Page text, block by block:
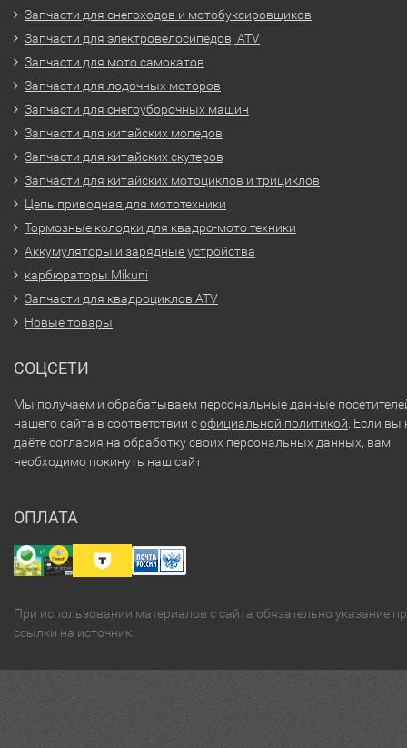
Запчасти для снегоходов и мотобуксировщиков
Запчасти для электровелосипедов, ATV
Запчасти для мото самокатов
Запчасти для лодочных моторов
Запчасти для снегоуборочных машин
Запчасти для китайских мопедов
Запчасти для китайских скутеров
Запчасти для китайских мотоциклов и трициклов
Цепь приводная для мототехники
Тормозные колодки для квадро-мото техники
Аккумуляторы и зарядные устройства
карбюраторы Mikuni
Запчасти для квадроциклов ATV
Новые товары
СОЦСЕТИ
Мы получаем и обрабатываем персональные данные
нашего сайта в соответствии софициальной политикой. Если вы
даёте согласия на обработку своих персональных данных, вам
необходимо покинуть наш сайт.
ОПЛАТА
При использовании материалов с сайта обязательно указание
ссылки на источник.